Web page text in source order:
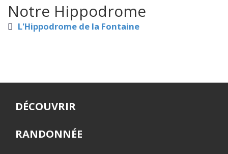
Notre Hippodrome
L'Hippodrome de la Fontaine
DÉCOUVRIR
RANDONNÉE